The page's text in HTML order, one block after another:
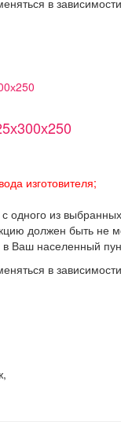
в
изготовителя;
одного из
должен быть не
в Ваш населенный
в